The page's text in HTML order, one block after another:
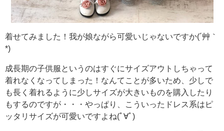
着せてみました！我が娘ながら可愛いじゃないですか(´艸｀
*)
成長期の子供服というのはすぐにサイズアウトしちゃって
着れなくなってしまった！なんてことが多いため、少しで
も長く着れるように少しサイズが大きいものを購入したり
もするのですが・・・やっぱり、こういったドレス系はピ
ッタリサイズが可愛いですよね(ﾟ∀ﾟ)